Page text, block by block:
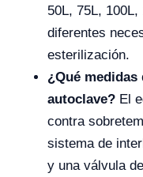
50L, 75L,
diferentes
esterilización.
¿Qué
autoclave? El
contra
sistema de
y una válvula